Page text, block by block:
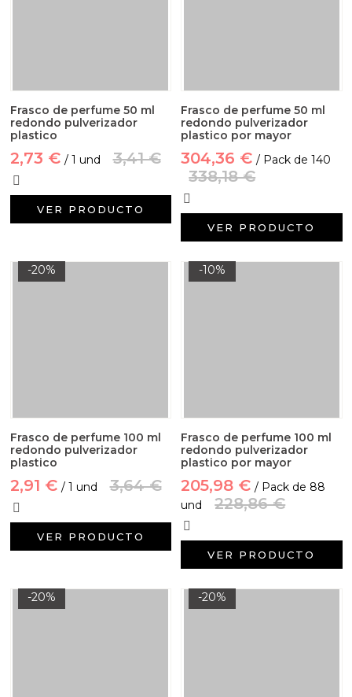
Frasco de perfume 50 ml
redondo pulverizador
plastico
2,73 € / 1 und 3,41 €
VER PRODUCTO
Frasco de perfume 50 ml
redondo pulverizador
plastico por mayor
304,36 € / Pack de 140
338,18 €
VER PRODUCTO
-20%
Frasco de perfume 100 ml
redondo pulverizador
plastico
2,91 € / 1 und 3,64 €
VER PRODUCTO
-10%
Frasco de perfume 100 ml
redondo pulverizador
plastico por mayor
205,98 € / Pack de 88
und
228,86 €
VER PRODUCTO
-20% -20%